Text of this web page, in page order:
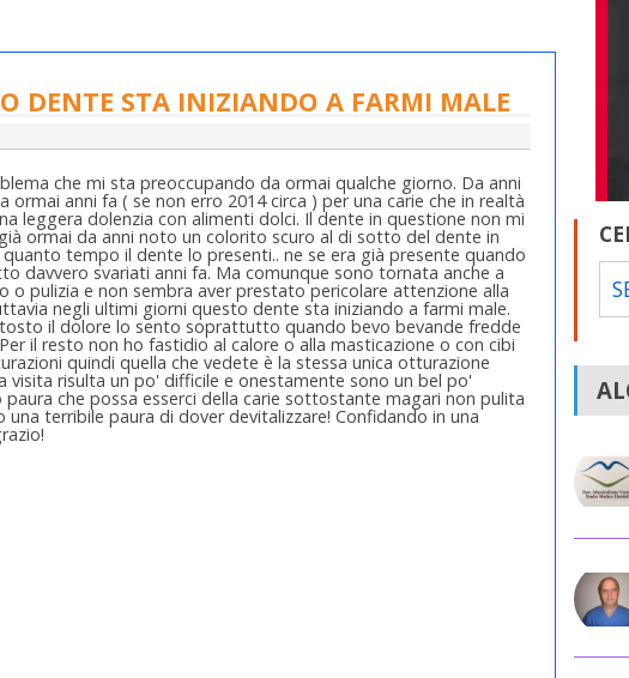
DENTE STA INIZIANDO A FARMI MALE
che mi sta preoccupando da ormai qualche giorno. Da anni
anni fa ( se non erro 2014 circa ) per una carie che in realtà
leggera dolenzia con alimenti dolci. Il dente in questione non mi
ormai da anni noto un colorito scuro al di sotto del dente in
tempo il dente lo presenti.. ne se era già presente quando
svariati anni fa. Ma comunque sono tornata anche a
pulizia e non sembra aver prestato pericolare attenzione alla
negli ultimi giorni questo dente sta iniziando a farmi male.
il dolore lo sento soprattutto quando bevo bevande fredde
il resto non ho fastidio al calore o alla masticazione o con cibi
quindi quella che vedete è la stessa unica otturazione
risulta un po' difficile e onestamente sono un bel po'
che possa esserci della carie sottostante magari non pulita
terribile paura di dover devitalizzare! Confidando in una